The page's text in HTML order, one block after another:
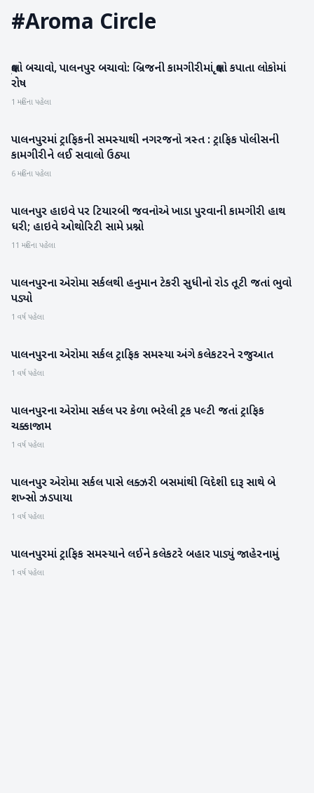
#Aroma Circle
બનાસકાંઠા
વૃક્ષો બચાવો, પાલનપુર બચાવો: બ્રિજની કામગીરીમાં વૃક્ષો કપાતા લોકોમાં
રોષ
1 મહિના પહેલા
બનાસકાંઠા
પાલનપુરમાં ટ્રાફિકની સમસ્યાથી નગરજનો ત્રસ્ત : ટ્રાફિક પોલીસની
કામગીરીને લઈ સવાલો ઉઠ્યા
6 મહિના પહેલા
બનાસકાંઠા
પાલનપુર હાઇવે પર ટિયારબી જવનોએ ખાડા પુરવાની કામગીરી હાથ
ધરી; હાઇવે ઓથોરિટી સામે પ્રશ્નો
11 મહિના પહેલા
બનાસકાંઠા
પાલનપુરના એરોમા સર્કલથી હનુમાન ટેકરી સુધીનો રોડ તૂટી જતાં ભુવો
પડ્યો
1 વર્ષ પહેલા
બનાસકાંઠા
પાલનપુરના એરોમા સર્કલ ટ્રાફિક સમસ્યા અંગે કલેકટરને રજુઆત
1 વર્ષ પહેલા
બનાસકાંઠા
પાલનપુરના એરોમા સર્કલ પર કેળા ભરેલી ટ્રક પલ્ટી જતાં ટ્રાફિક
ચક્કાજામ
1 વર્ષ પહેલા
બનાસકાંઠા
પાલનપુર એરોમા સર્કલ પાસે લક્ઝરી બસમાંથી વિદેશી દારૂ સાથે બે
શખ્સો ઝડપાયા
1 વર્ષ પહેલા
બનાસકાંઠા
પાલનપુરમાં ટ્રાફિક સમસ્યાને લઈને કલેકટરે બહાર પાડ્યું જાહેરનામું
1 વર્ષ પહેલા